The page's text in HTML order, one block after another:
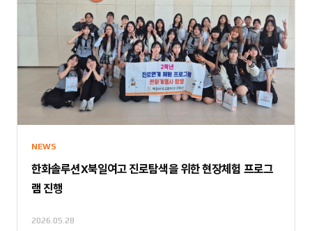
NEWS
한화솔루션X북일여고 진로탐색을 위한 현장체험 프로그
램 진행
2026.05.28